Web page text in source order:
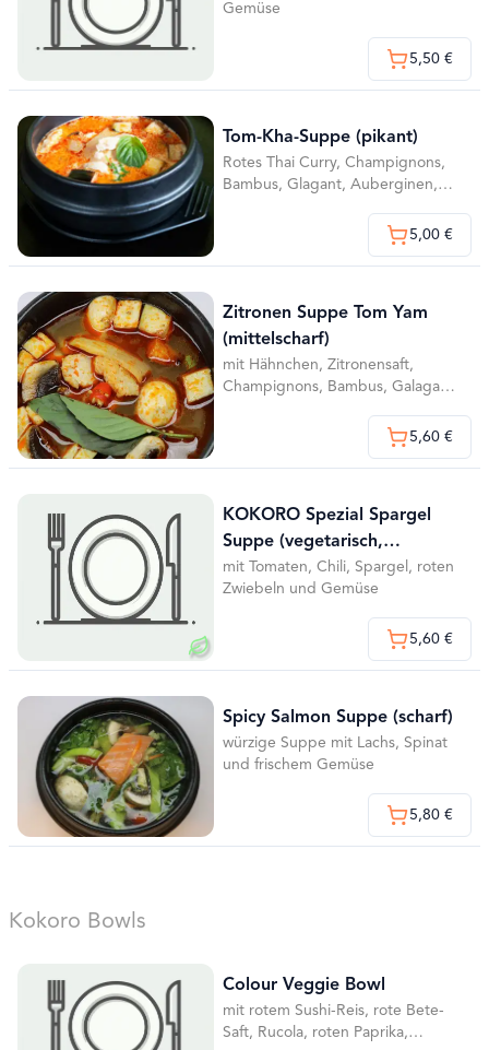
Gemüse
5,50 €
Tom-Kha-Suppe (pikant)
Rotes Thai Curry, Champignons,
Bambus, Glagant, Auberginen,
frischem Basilikum und Koriander
5,00 €
Zitronen Suppe Tom Yam
(mittelscharf)
mit Hähnchen, Zitronensaft,
Champignons, Bambus, Galagant,
Zitronenblätter und Koriander5,60 €
KOKORO Spezial Spargel
Suppe (vegetarisch,
mittelscharf)
mit Tomaten, Chili, Spargel, roten
Zwiebeln und Gemüse
5,60 €
Spicy Salmon Suppe (scharf)
würzige Suppe mit Lachs, Spinat
und frischem Gemüse
5,80 €
Kokoro Bowls
Colour Veggie Bowl
mit rotem Sushi-Reis, rote Bete-
Saft, Rucola, roten Paprika,